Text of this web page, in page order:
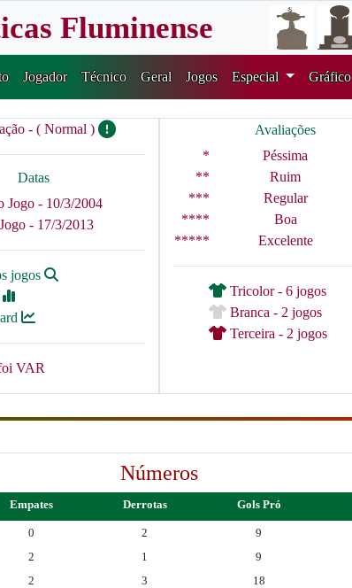
Fluminense
Jogador Técnico Geral Jogos Especial Gráfico
- ( Normal )
Datas
Jogo - 10/3/2004
- 17/3/2013
jogos
VAR
Avaliações
*
Péssima
**
Ruim
***
Regular
****
Boa
*****
Excelente
Tricolor - 6 jogos
Branca - 2 jogos
Terceira - 2 jogos
Números
Empates Derrotas Gols Pró
0 2 9
2 1 9
2 3 18